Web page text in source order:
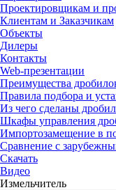
Проектировщикам и
Клиентам и Заказчикам
Объекты
Дилеры
Контакты
Web-презентации
Преимущества
Правила подбора и
Из чего сделаны
Шкафы управления
Импортозамещение в
Сравнение с
Скачать
Видео
Измельчитель